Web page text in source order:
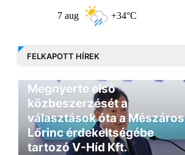
+34°C
FELKAPOTT HÍREK
Megnyerte első
közbeszerzését a
választások óta a Mészáros
Lőrinc érdekeltségébe
tartozó V-Híd Kft.